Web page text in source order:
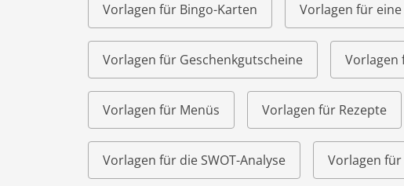
Vorlagen für Bingo-Karten Vorlagen für
Vorlagen für Geschenkgutscheine Vorlagen
Vorlagen für Menüs Vorlagen für Rezepte
Vorlagen für die SWOT-Analyse Vorlagen